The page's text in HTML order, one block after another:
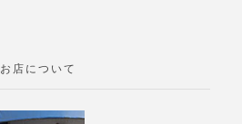
お店について